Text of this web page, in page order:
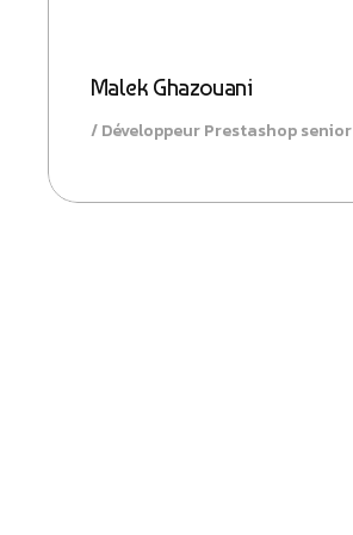
Malek Ghazouani
Développeur Prestashop senior